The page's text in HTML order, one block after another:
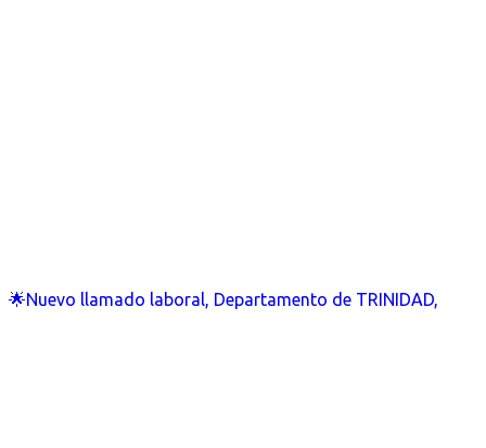
🌟Nuevo llamado laboral, Departamento de TRINIDAD,